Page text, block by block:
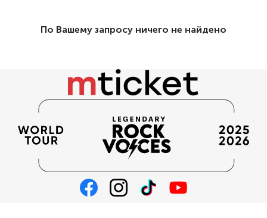
По Вашему запросу ничего не найдено